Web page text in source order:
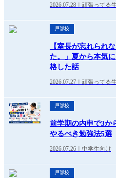
2026.07.28｜頑張ってる
戸部校
【室長が忘れられ
た。」夏から本気
格した話
2026.07.27｜頑張ってる
戸部校
前学期の内申で3か
やるべき勉強法5選
2026.07.26｜中学生向け
戸部校